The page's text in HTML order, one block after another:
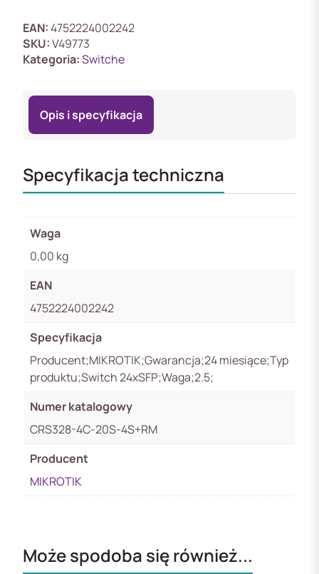
4S+RM
MikroTik
Switch
24x
4x
SFP+,
4x
EAN:4752224002242
SKU:V49773
Kategoria:Switche
Opis i specyfikacja
Specyfikacja techniczna
Waga
0,00 kg
EAN
4752224002242
Specyfikacja
Producent;MIKROTIK;Gwarancja;24 miesiące;Typ
produktu;Switch 24xSFP;Waga;2.5;
Numer katalogowy
CRS328-4C-20S-4S+RM
Producent
MIKROTIK
Może spodoba się również...